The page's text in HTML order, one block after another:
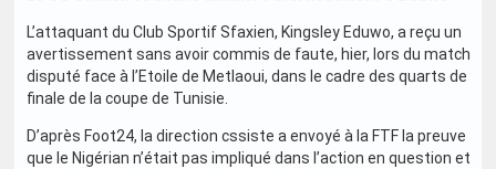
L’attaquant du Club Sportif Sfaxien, Kingsley Eduwo, a reçu un
avertissement sans avoir commis de faute, hier, lors du match
disputé face à l’Etoile de Metlaoui, dans le cadre des quarts de
finale de la coupe de Tunisie.
D’après Foot24, la direction cssiste a envoyé à la FTF la preuve
que le Nigérian n’était pas impliqué dans l’action en question et